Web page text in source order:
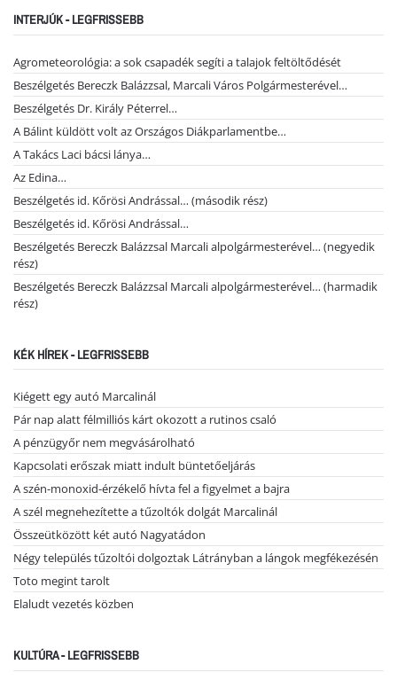
INTERJÚK - LEGFRISSEBB
Agrometeorológia: a sok csapadék segíti a talajok feltöltődését
Beszélgetés Bereczk Balázzsal, Marcali Város Polgármesterével…
Beszélgetés Dr. Király Péterrel…
A Bálint küldött volt az Országos Diákparlamentbe…
A Takács Laci bácsi lánya…
Az Edina…
Beszélgetés id. Kőrösi Andrással… (második rész)
Beszélgetés id. Kőrösi Andrással…
Beszélgetés Bereczk Balázzsal Marcali alpolgármesterével… (negyedik
rész)
Beszélgetés Bereczk Balázzsal Marcali alpolgármesterével… (harmadik
rész)
KÉK HÍREK - LEGFRISSEBB
Kiégett egy autó Marcalinál
Pár nap alatt félmilliós kárt okozott a rutinos csaló
A pénzügyőr nem megvásárolható
Kapcsolati erőszak miatt indult büntetőeljárás
A szén-monoxid-érzékelő hívta fel a figyelmet a bajra
A szél megnehezítette a tűzoltók dolgát Marcalinál
Összeütközött két autó Nagyatádon
Négy település tűzoltói dolgoztak Látrányban a lángok megfékezésén
Toto megint tarolt
Elaludt vezetés közben
KULTÚRA - LEGFRISSEBB